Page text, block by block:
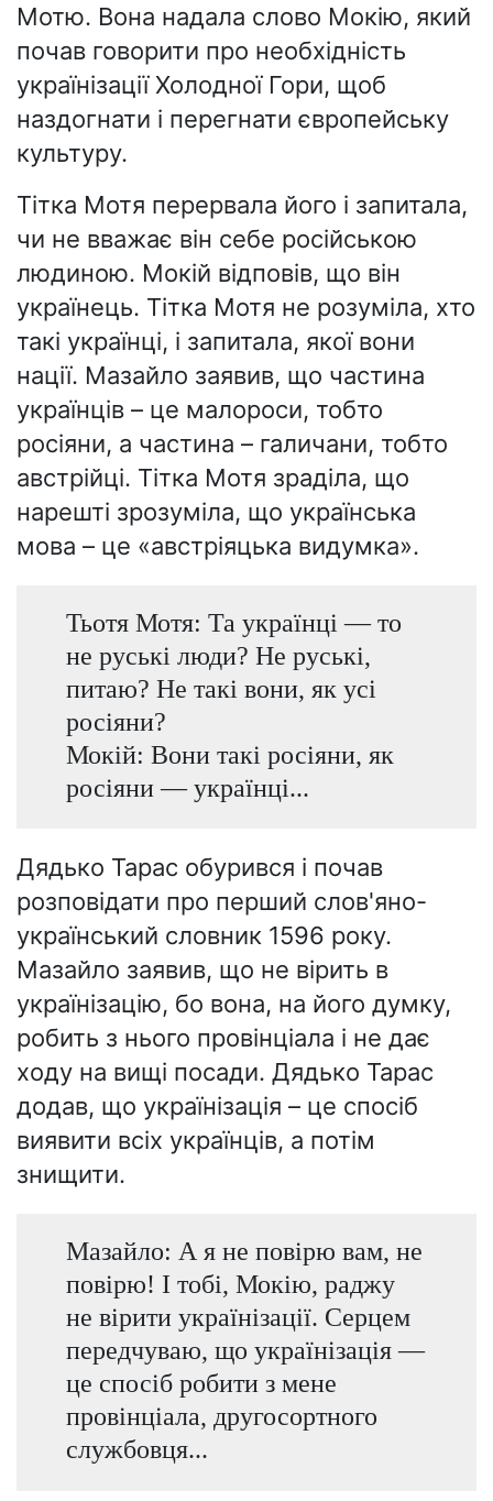
Мотю. Вона надала слово Мокію, який
почав говорити про необхідність
українізації Холодної Гори, щоб
наздогнати і перегнати європейську
культуру.
Тітка Мотя перервала його і запитала,
чи не вважає він себе російською
людиною. Мокій відповів, що він
українець. Тітка Мотя не розуміла, хто
такі українці, і запитала, якої вони
нації. Мазайло заявив, що частина
українців – це малороси, тобто
росіяни, а частина – галичани, тобто
австрійці. Тітка Мотя зраділа, що
нарешті зрозуміла, що українська
мова – це «австріяцька видумка».
Тьотя Мотя: Та українці — то
не руські люди? Не руські,
питаю? Не такі вони, як усі
росіяни?
Мокій: Вони такі росіяни, як
росіяни — українці...
Дядько Тарас обурився і почав
розповідати про перший слов'яно-
український словник 1596 року.
Мазайло заявив, що не вірить в
українізацію, бо вона, на його думку,
робить з нього провінціала і не дає
ходу на вищі посади. Дядько Тарас
додав, що українізація – це спосіб
виявити всіх українців, а потім
знищити.
Мазайло: А я не повірю вам, не
повірю! І тобі, Мокію, раджу
не вірити українізації. Серцем
передчуваю, що українізація —
це спосіб робити з мене
провінціала, другосортного
службовця...